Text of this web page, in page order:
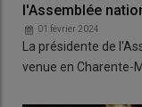
l'Assemblée
01 février 2024
La présidente de
venue en Charente-